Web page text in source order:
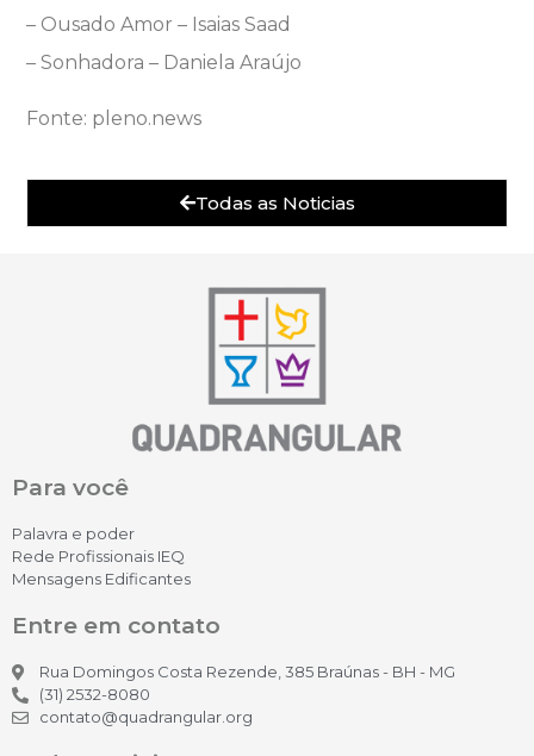
– Ousado Amor – Isaias Saad
– Sonhadora – Daniela Araújo
Fonte: pleno.news
Todas as Noticias
Para você
Palavra e poder
Rede Profissionais IEQ
Mensagens Edificantes
Entre em contato
Rua Domingos Costa Rezende, 385 Braúnas - BH - MG
(31) 2532-8080
contato@quadrangular.org